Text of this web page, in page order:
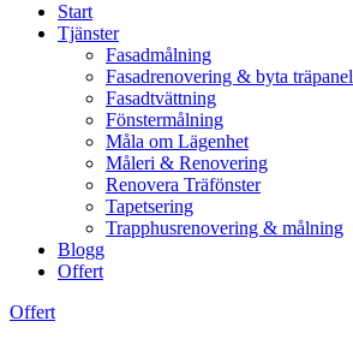
Start
Tjänster
Fasadmålning
Fasadrenovering & byta träpanel
Fasadtvättning
Fönstermålning
Måla om Lägenhet
Måleri & Renovering
Renovera Träfönster
Tapetsering
Trapphusrenovering & målning
Blogg
Offert
Offert